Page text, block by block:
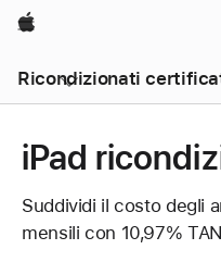
Apple
Ricondizionati
iPad
Suddividi il costo degli
mensili con 10,97%